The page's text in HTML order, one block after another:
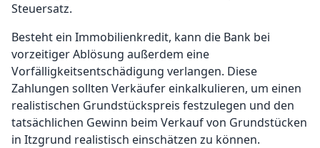
Steuersatz.
Besteht ein Immobilienkredit, kann die Bank bei
vorzeitiger Ablösung außerdem eine
Vorfälligkeitsentschädigung verlangen. Diese
Zahlungen sollten Verkäufer einkalkulieren, um einen
realistischen Grundstückspreis festzulegen und den
tatsächlichen Gewinn beim Verkauf von Grundstücken
in Itzgrund realistisch einschätzen zu können.